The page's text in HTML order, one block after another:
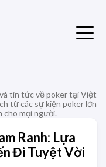
tin tức về poker tại Việt
từ các sự kiện poker lớn
cho mọi người.
Ranh: Lựa
Đi Tuyệt Vời